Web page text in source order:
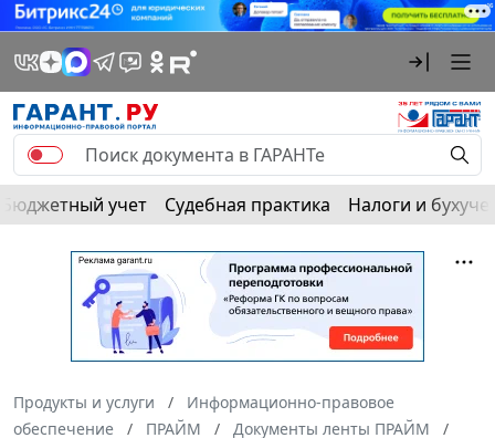
Бюджетный учет Судебная практика Налоги и
Продукты и услуги
Информационно-правовое
обеспечение
ПРАЙМ
Документы ленты ПРАЙМ